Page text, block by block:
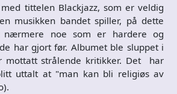
tittelen Blackjazz, som er veldig
musikken bandet spiller, på dette
noe som er hardere og
har gjort før. Albumet ble sluppet i
mottatt strålende kritikker. Det har
uttalt at "man kan bli religiøs av